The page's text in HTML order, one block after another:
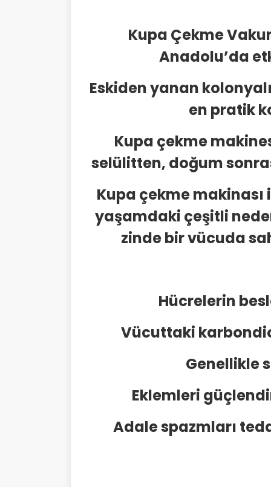
Kupa Çekme
Anadolu’da
Eskiden yanan
en pratik
Kupa çekme
selülitten, doğum
Kupa çekme
yaşamdaki çeşitli
zinde bir vücuda
Hücrelerin
Vücuttaki
Genellikle
Eklemleri
Adale spazmları